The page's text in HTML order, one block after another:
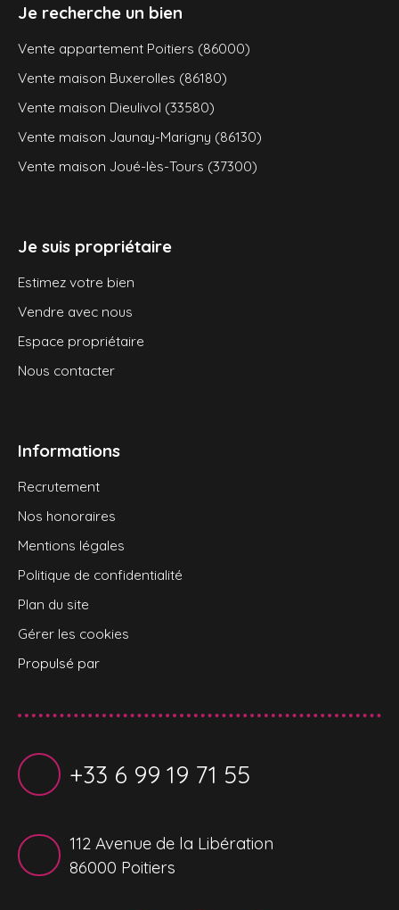
Je recherche un bien
Vente appartement Poitiers (86000)
Vente maison Buxerolles (86180)
Vente maison Dieulivol (33580)
Vente maison Jaunay-Marigny (86130)
Vente maison Joué-lès-Tours (37300)
Je suis propriétaire
Estimez votre bien
Vendre avec nous
Espace propriétaire
Nous contacter
Informations
Recrutement
Nos honoraires
Mentions légales
Politique de confidentialité
Plan du site
Gérer les cookies
Propulsé par
+33 6 99 19 71 55
112 Avenue de la Libération
86000 Poitiers